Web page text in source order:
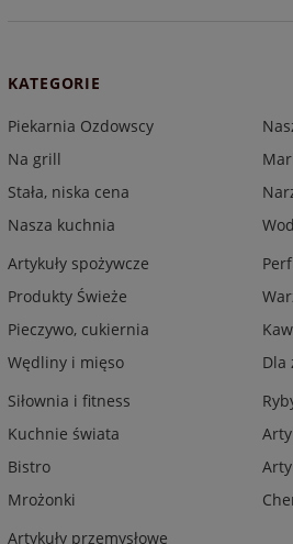
KATEGORIE
Piekarnia Ozdowscy
Na grill
Stała, niska cena
Nasza kuchnia
Artykuły spożywcze
Produkty Świeże
Pieczywo, cukiernia
Wędliny i mięso
Dla
Siłownia i fitness
Kuchnie świata
Bistro
Mrożonki
Artykuły przemysłowe